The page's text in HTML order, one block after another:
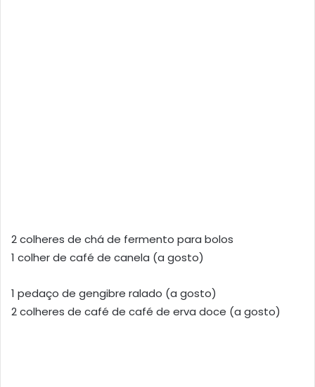
2 colheres de chá de fermento para bolos
1 colher de café de canela (a gosto)
1 pedaço de gengibre ralado (a gosto)
2 colheres de café de café de erva doce (a gosto)